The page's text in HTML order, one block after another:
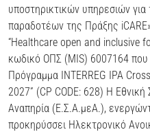
υποστηρικτικών υπηρεσιών
παραδοτέων της Πράξης
“Healthcare open and inclusive
κωδικό ΟΠΣ (MIS) 6007164 που
Πρόγραμμα INTERREG IPA
2027” (CP CODE: 628) Η
Αναπηρία (Ε.Σ.Α.μεΑ.),
προκηρύσσει Ηλεκτρονικό